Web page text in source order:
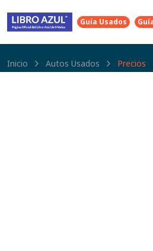
Guía Usados
Inicio Autos Usados Precios